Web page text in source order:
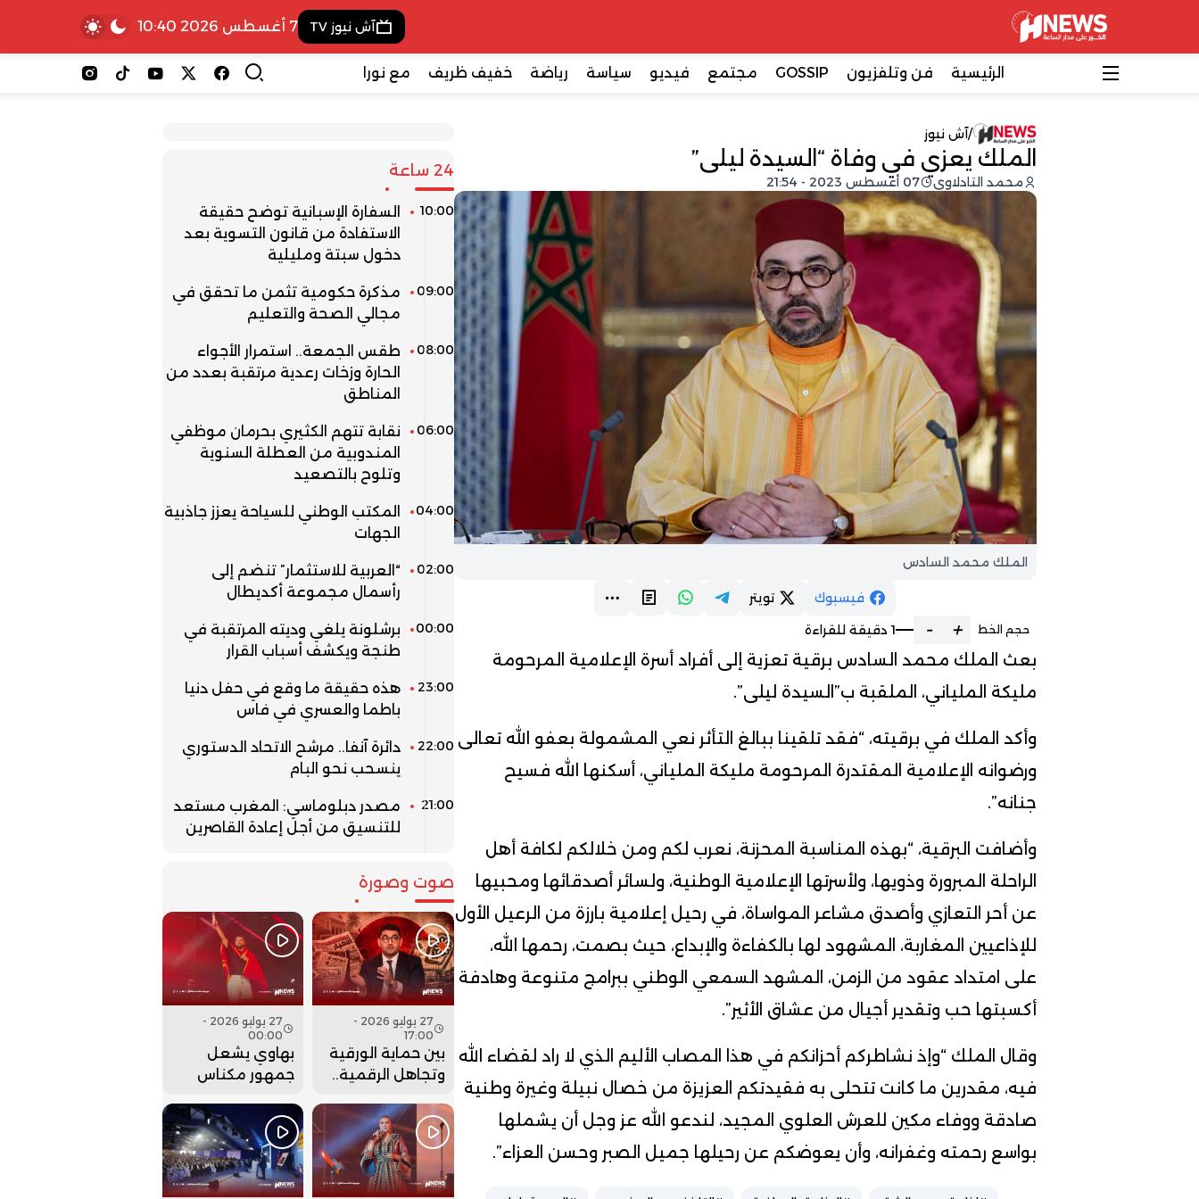
آش نيوز TV 7 أغسطس 2026 10:40
الرئيسية فن وتلفزيون GOSSIP مجتمع فيديو سياسة رياضة خفيف ظريف مع نورا
/آش نيوز
الملك يعزي في وفاة “السيدة ليلى”
محمد التادلاوي 07 أغسطس 2023 - 21:54
الملك محمد السادس
فيسبوك تويتر
حجم الخط +
- 1 دقيقة للقراءة
بعث الملك محمد السادس برقية تعزية إلى أفراد أسرة الإعلامية المرحومة
مليكة الملياني، الملقبة ب”السيدة ليلى”.
وأكد الملك في برقيته، “فقد تلقينا ببالغ التأثر نعي المشمولة بعفو الله تعالى
ورضوانه الإعلامية المقتدرة المرحومة مليكة الملياني، أسكنها الله فسيح
جنانه”.
وأضافت البرقية، “بهذه المناسبة المحزنة، نعرب لكم ومن خلالكم لكافة أهل
الراحلة المبرورة وذويها، ولأسرتها الإعلامية الوطنية، ولسائر أصدقائها ومحبيها
عن أحر التعازي وأصدق مشاعر المواساة، في رحيل إعلامية بارزة من الرعيل الأول
للإذاعيين المغاربة، المشهود لها بالكفاءة والإبداع، حيث بصمت، رحمها الله،
على امتداد عقود من الزمن، المشهد السمعي الوطني ببرامج متنوعة وهادفة
أكسبتها حب وتقدير أجيال من عشاق الأثير”.
وقال الملك “وإذ نشاطركم أحزانكم في هذا المصاب الأليم الذي لا راد لقضاء الله
فيه، مقدرين ما كانت تتحلى به فقيدتكم العزيزة من خصال نبيلة وغيرة وطنية
صادقة ووفاء مكين للعرش العلوي المجيد، لندعو الله عز وجل أن يشملها
بواسع رحمته وغفرانه، وأن يعوضكم عن رحيلها جميل الصبر وحسن العزاء”.
24 ساعة
10:00
السفارة الإسبانية توضح حقيقة
الاستفادة من قانون التسوية بعد
دخول سبتة ومليلية
09:00
مذكرة حكومية تثمن ما تحقق في
مجالي الصحة والتعليم
08:00
طقس الجمعة.. استمرار الأجواء
الحارة وزخات رعدية مرتقبة بعدد من
المناطق
06:00
نقابة تتهم الكثيري بحرمان موظفي
المندوبية من العطلة السنوية
وتلوح بالتصعيد
04:00
المكتب الوطني للسياحة يعزز جاذبية
الجهات
02:00
“العربية للاستثمار” تنضم إلى
رأسمال مجموعة أكديطال
00:00
برشلونة يلغي وديته المرتقبة في
طنجة ويكشف أسباب القرار
23:00
هذه حقيقة ما وقع في حفل دنيا
باطما والعسري في فاس
22:00
دائرة آنفا.. مرشح الاتحاد الدستوري
ينسحب نحو البام
21:00
مصدر دبلوماسي: المغرب مستعد
للتنسيق من أجل إعادة القاصرين
صوت وصورة
27 يوليو 2026 -
17:00
بين حماية الورقية
وتجاهل الرقمية..
بنسعيد عقارب
الساعة إلى الوراء؟
27 يوليو 2026 -
00:00
بهاوي يشعل
جمهور مكناس
عيساوة.. فيديو